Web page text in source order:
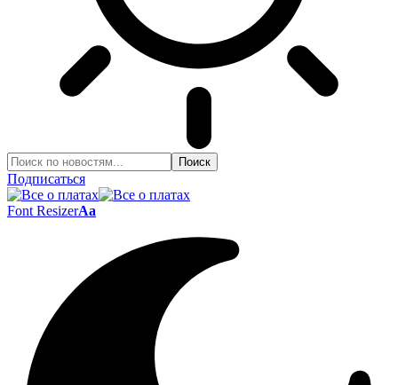
Подписаться
Font ResizerAa